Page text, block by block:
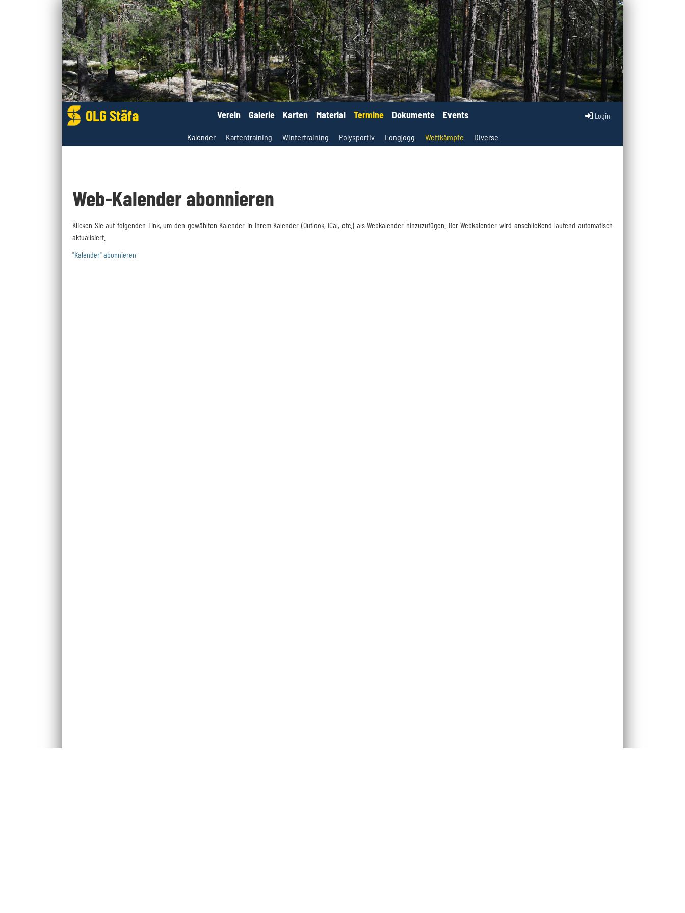
OLG Stäfa Verein Galerie Karten Material Termine Dokumente Events Login
Kalender Kartentraining Wintertraining Polysportiv Longjogg Wettkämpfe Diverse
Web-Kalender abonnieren
Klicken Sie auf folgenden Link, um den gewählten Kalender in Ihrem Kalender (Outlook, iCal, etc.) als Webkalender hinzuzufügen. Der Webkalender wird anschließend laufend automatisch
aktualisiert.
"Kalender" abonnieren